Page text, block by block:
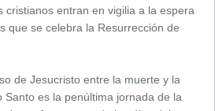
cristianos entran en vigilia a la espera
que se celebra la Resurrección de
de Jesucristo entre la muerte y la
Santo es la penúltima jornada de la